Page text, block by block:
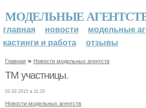
МОДЕЛЬНЫЕ
главная новости
модельные
кастинги и работа
отзывы
Главная » Новости модельных агентств
TM участницы.
02.02.2015 в 11:20
Новости модельных агентств